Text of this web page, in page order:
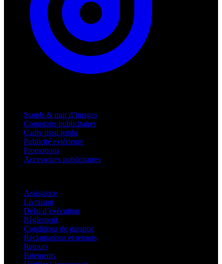
Stands & mur d’images
Comptoirs publicitaires
Cadre tissu tendu
Publicité extérieure
Promotions
Accessoires publicitaires
Assistance
Livraison
Délai d’exécution
Règlement
Conditions de garantie
Réclamations et retours
Retours
Paiements